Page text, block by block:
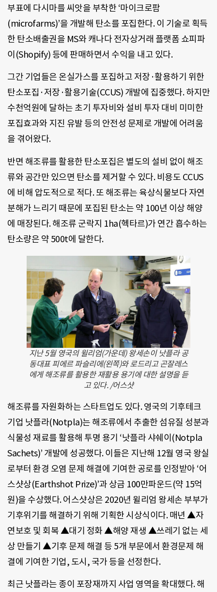
부표에 다시마를 씨앗을 부착한 ‘마이크로팜
(microfarms)’을 개발해 탄소를 포집한다. 이 기술로 획득
한 탄소배출권을 MS와 캐나다 전자상거래 플랫폼 쇼피파
이(Shopify) 등에 판매하면서 수익을 내고 있다.
그간 기업들은 온실가스를 포집하고 저장·활용하기 위한
탄소포집·저장·활용기술(CCUS) 개발에 집중했다. 하지만
수천억원에 달하는 초기 투자비와 설비 투자 대비 미미한
포집효과와 지진 유발 등의 안전성 문제로 개발에 어려움
을 겪어왔다.
반면 해조류를 활용한 탄소포집은 별도의 설비 없이 해조
류와 공간만 있으면 탄소를 제거할 수 있다. 비용도 CCUS
에 비해 압도적으로 적다. 또 해조류는 육상식물보다 자연
분해가 느리기 때문에 포집된 탄소는 약 100년 이상 해양
에 매장된다. 해조류 군락지 1ha(헥타르)가 연간 흡수하는
탄소량은 약 500t에 달한다.
지난 5월 영국의 윌리엄(가운데) 왕세손이 낫플라 공
동대표 피에르 파슬리에(왼쪽)와 로드리고 곤잘레스
에게 해조류를 활용한 재활용 용기에 대한 설명을 듣
고 있다. /어스샷
해조류를 자원화하는 스타트업도 있다. 영국의 기후테크
기업 낫플라(Notpla)는 해조류에서 추출한 섬유질 성분과
식물성 재료를 활용해 투명 용기 ‘낫플라 샤쉐이(Notpla
Sachets)’ 개발에 성공했다. 이들은 지난해 12월 영국 왕실
로부터 환경 오염 문제 해결에 기여한 공로를 인정받아 ‘어
스샷상(Earthshot Prize)’과 상금 100만파운드(약 15억
원)을 수상했다. 어스샷상은 2020년 윌리엄 왕세손 부부가
기후위기를 해결하기 위해 기획한 시상식이다. 매년 ▲자
연보호 및 회복 ▲대기 정화 ▲해양 재생 ▲쓰레기 없는 세
상 만들기 ▲기후 문제 해결 등 5개 부문에서 환경문제 해
결에 기여한 기업, 도시, 국가 등을 선정한다.
최근 낫플라는 종이 포장재까지 사업 영역을 확대했다. 해